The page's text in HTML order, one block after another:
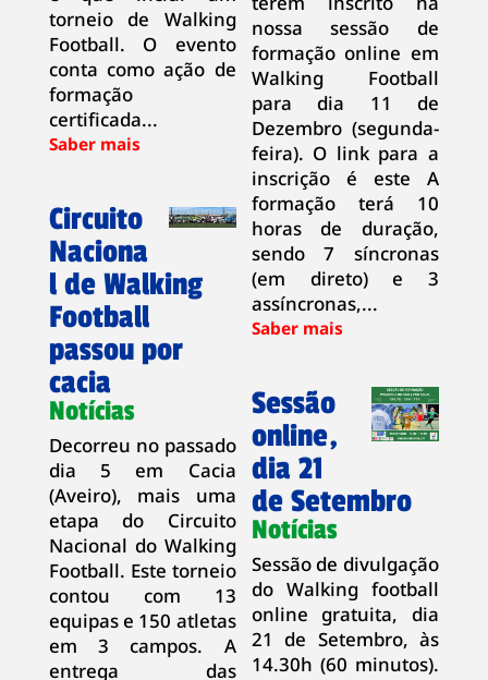
torneio de Walking
Football. O evento
conta como ação de
formação
certificada...
Circuito
Naciona
l de Walking
Football
passou por
cacia
Notícias
Decorreu no passado
dia 5 em Cacia
(Aveiro), mais uma
etapa do Circuito
Nacional do Walking
Football. Este torneio
contou com 13
equipas e 150 atletas
em 3 campos. A
entrega das
nossa sessão de
formação online em
Walking Football
para dia 11 de
Dezembro (segunda-
feira). O link para a
inscrição é este A
formação terá 10
horas de duração,
sendo 7 síncronas
(em direto) e 3
assíncronas,...
Sessão
online,
dia 21
de Setembro
Notícias
Sessão de divulgação
do Walking football
online gratuita, dia
21 de Setembro, às
14.30h (60 minutos).